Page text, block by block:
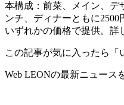
本構成：前菜、メイン、
ンチ、ディナーともに2500
いずれかの価格で提供。詳
この記事が気に入ったら「
Web LEONの最新ニュース